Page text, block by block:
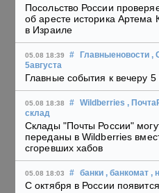
Посольство России
об аресте историка Артема
в Израиле
05.08 18:39 # Главныеновости ,
5августа
Главные события к вечеру 5
05.08 18:38 # Wildberries ,
склад
Склады "Почты России"
переданы в Wildberries
сгоревших хабов
05.08 18:03 # банки , банкомат ,
С октября в России появится